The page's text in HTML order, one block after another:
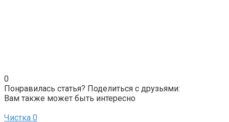
0
Понравилась статья? Поделиться с друзьями:
Вам также может быть интересно
Чистка 0